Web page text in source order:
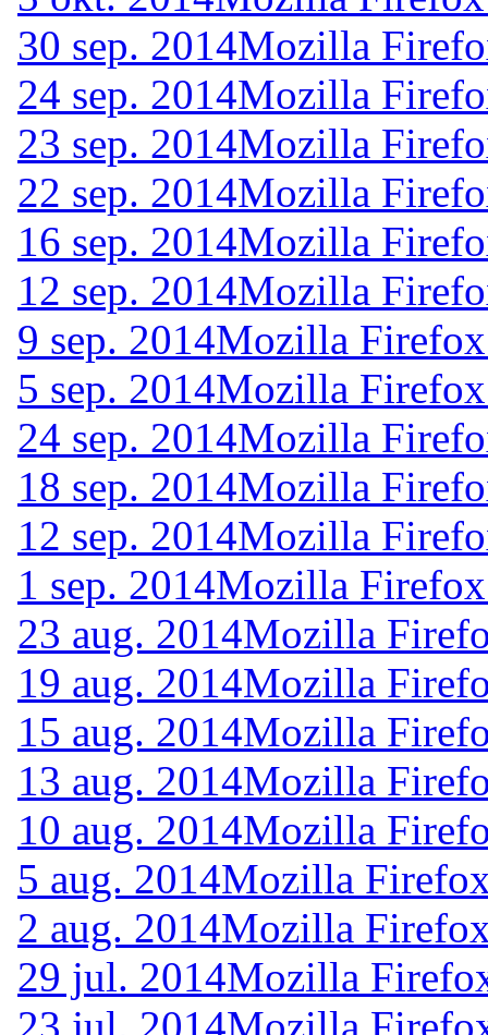
30 sep. 2014Mozilla
24 sep. 2014Mozilla
23 sep. 2014Mozilla
22 sep. 2014Mozilla
16 sep. 2014Mozilla
12 sep. 2014Mozilla
9 sep. 2014Mozilla
5 sep. 2014Mozilla
24 sep. 2014Mozilla
18 sep. 2014Mozilla
12 sep. 2014Mozilla
1 sep. 2014Mozilla
23 aug. 2014Mozilla
19 aug. 2014Mozilla
15 aug. 2014Mozilla
13 aug. 2014Mozilla
10 aug. 2014Mozilla
5 aug. 2014Mozilla
2 aug. 2014Mozilla
29 jul. 2014Mozilla
23 jul. 2014Mozilla